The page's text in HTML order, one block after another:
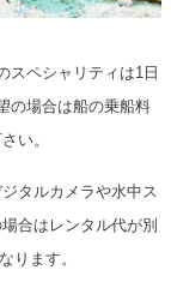
スペシャリティは1日
の場合は船の乗船料
い。
タルカメラや水中ス
合はレンタル代が別
ります。